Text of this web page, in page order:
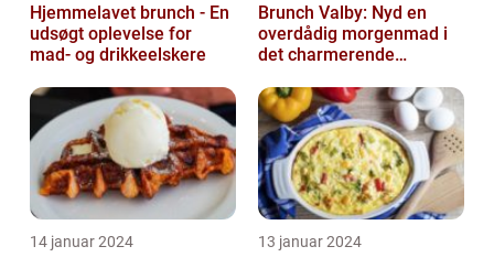
Hjemmelavet brunch - En
udsøgt oplevelse for
mad- og drikkeelskere
Brunch Valby: Nyd en
overdådig morgenmad i
det charmerende
14 januar 2024 13 januar 2024